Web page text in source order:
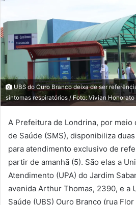
UBS do Ouro Branco deixa de ser
sintomas respiratórios / Foto: Vivian Honorato
A Prefeitura de Londrina, por meio
de Saúde (SMS), disponibiliza
para atendimento exclusivo de
partir de amanhã (5). São elas a
Atendimento (UPA) do Jardim
avenida Arthur Thomas, 2390, e a
Saúde (UBS) Ouro Branco (rua